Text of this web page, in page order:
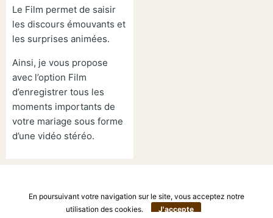
Le Film permet de saisir
les discours émouvants et
les surprises animées.
Ainsi, je vous propose
avec l’option Film
d’enregistrer tous les
moments importants de
votre mariage sous forme
d’une vidéo stéréo.
En poursuivant votre navigation sur le site, vous acceptez notre
utilisation des cookies.
J'accepte